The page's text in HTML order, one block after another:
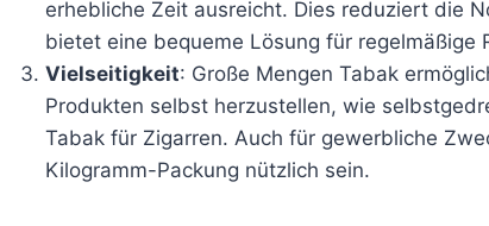
erhebliche Zeit ausreicht. Dies reduziert die
bietet eine bequeme Lösung für regelmäßige
Vielseitigkeit: Große Mengen Tabak
Produkten selbst herzustellen, wie
Tabak für Zigarren. Auch für gewerbliche
Kilogramm-Packung nützlich sein.